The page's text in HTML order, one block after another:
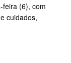
feira (6), com
cuidados,